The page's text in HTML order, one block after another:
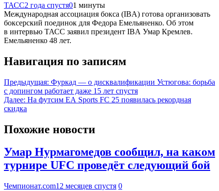
ТАСС2 года спустя01 минуты
Международная ассоциация бокса (IBA) готова организовать
боксерский поединок для Федора Емельяненко. Об этом
в интервью ТАСС заявил президент IBA Умар Кремлев.
Емельяненко 48 лет.
Навигация по записям
Предыдущая: Фуркад — о дисквалификации Устюгова: борьба
с допингом работает даже 15 лет спустя
Далее: На футсим EA Sports FC 25 появилась рекордная
скидка
Похожие новости
Умар Нурмагомедов сообщил, на каком
турнире UFC проведёт следующий бой
Чемпионат.com12 месяцев спустя 0